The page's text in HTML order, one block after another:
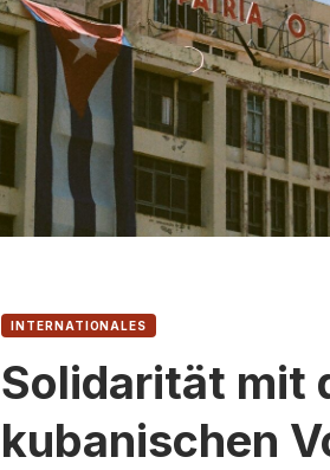
INTERNATIONALES
Solidarität mit
kubanischen